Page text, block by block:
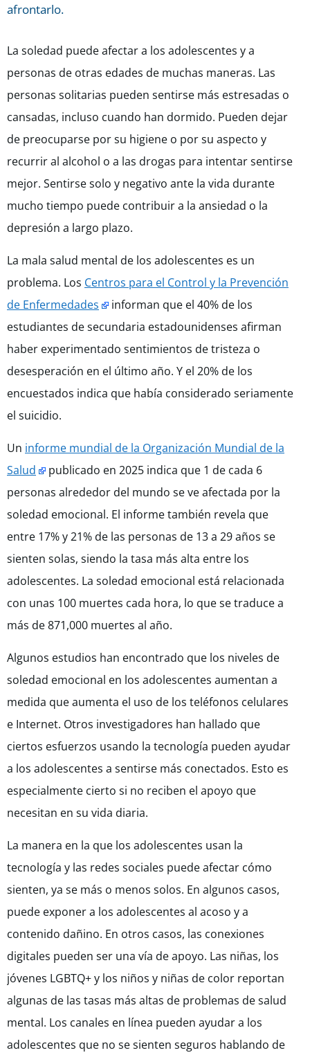
afrontarlo.
La soledad puede afectar a los adolescentes y a
personas de otras edades de muchas maneras. Las
personas solitarias pueden sentirse más estresadas o
cansadas, incluso cuando han dormido. Pueden dejar
de preocuparse por su higiene o por su aspecto y
recurrir al alcohol o a las drogas para intentar sentirse
mejor. Sentirse solo y negativo ante la vida durante
mucho tiempo puede contribuir a la ansiedad o la
depresión a largo plazo.
La mala salud mental de los adolescentes es un
problema. Los Centros para el Control y la Prevención
de Enfermedades
informan que el 40% de los
estudiantes de secundaria estadounidenses afirman
haber experimentado sentimientos de tristeza o
desesperación en el último año. Y el 20% de los
encuestados indica que había considerado seriamente
el suicidio.
Un informe mundial de la Organización Mundial de la
Salud
publicado en 2025 indica que 1 de cada 6
personas alrededor del mundo se ve afectada por la
soledad emocional. El informe también revela que
entre 17% y 21% de las personas de 13 a 29 años se
sienten solas, siendo la tasa más alta entre los
adolescentes. La soledad emocional está relacionada
con unas 100 muertes cada hora, lo que se traduce a
más de 871,000 muertes al año.
Algunos estudios han encontrado que los niveles de
soledad emocional en los adolescentes aumentan a
medida que aumenta el uso de los teléfonos celulares
e Internet. Otros investigadores han hallado que
ciertos esfuerzos usando la tecnología pueden ayudar
a los adolescentes a sentirse más conectados. Esto es
especialmente cierto si no reciben el apoyo que
necesitan en su vida diaria.
La manera en la que los adolescentes usan la
tecnología y las redes sociales puede afectar cómo
sienten, ya se más o menos solos. En algunos casos,
puede exponer a los adolescentes al acoso y a
contenido dañino. En otros casos, las conexiones
digitales pueden ser una vía de apoyo. Las niñas, los
jóvenes LGBTQ+ y los niños y niñas de color reportan
algunas de las tasas más altas de problemas de salud
mental. Los canales en línea pueden ayudar a los
adolescentes que no se sienten seguros hablando de